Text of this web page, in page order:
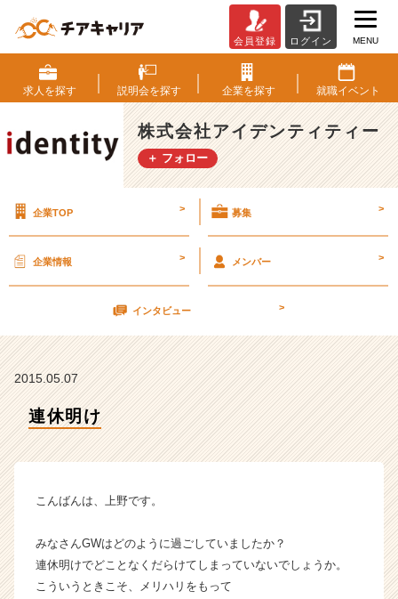
休
明
け
【株
式
会
デ
ィ
テ
イ
|
チ
ャ
ー・
会員登録 ログイン MENU
求人を探す 説明会を探す 企業を探す 就職イベント
株式会社アイデンティティー
＋ フォロー
企業TOP > 募集 >
企業情報 > メンバー >
インタビュー >
2015.05.07
連休明け
こんばんは、上野です。
みなさんGWはどのように過ごしていましたか？
連休明けでどことなくだらけてしまっていないでしょうか。
こういうときこそ、メリハリをもって